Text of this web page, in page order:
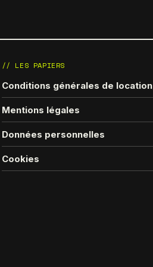
// LES PAPIERS
Conditions générales de location
Mentions légales
Données personnelles
Cookies